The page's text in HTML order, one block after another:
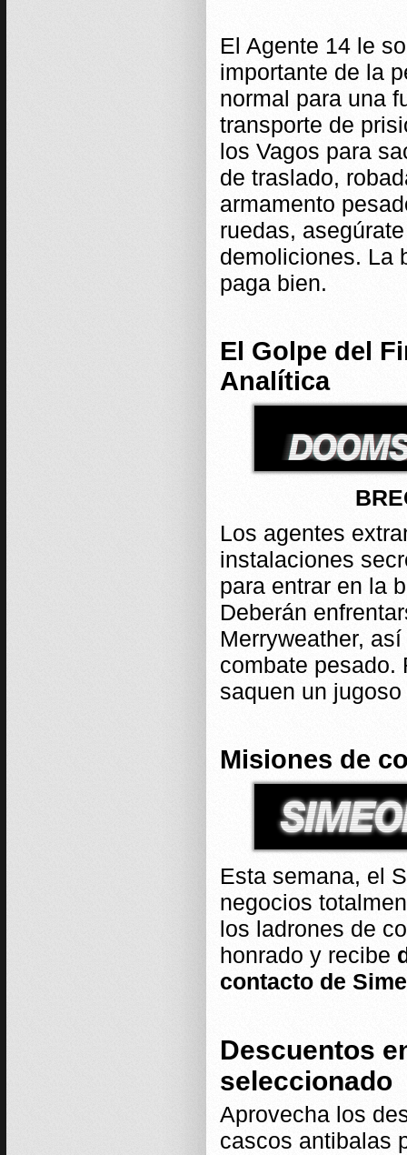
El Agente 14 le
importante de la
normal para una
transporte de
los Vagos para
de traslado,
armamento
ruedas,
demoliciones. La
paga bien.
El Golpe del
Analítica
Los agentes
instalaciones
para entrar en la
Deberán
Merryweather,
combate pesado.
saquen un
Misiones de
Esta semana, el
negocios
los ladrones de
honrado y recibe
contacto de
Descuentos
seleccionado
Aprovecha los
cascos antibalas